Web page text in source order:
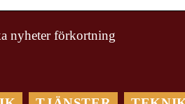
nyheter förkortning
logistik med ett